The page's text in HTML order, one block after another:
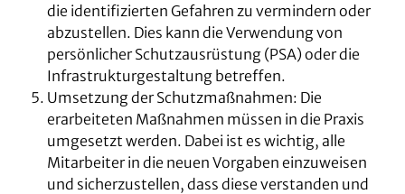
die identifizierten Gefahren zu vermindern oder
abzustellen. Dies kann die Verwendung von
persönlicher Schutzausrüstung (PSA) oder die
Infrastrukturgestaltung betreffen.
Umsetzung der Schutzmaßnahmen: Die
erarbeiteten Maßnahmen müssen in die Praxis
umgesetzt werden. Dabei ist es wichtig, alle
Mitarbeiter in die neuen Vorgaben einzuweisen
und sicherzustellen, dass diese verstanden und